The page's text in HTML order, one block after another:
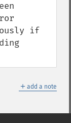
if
＋ add a note